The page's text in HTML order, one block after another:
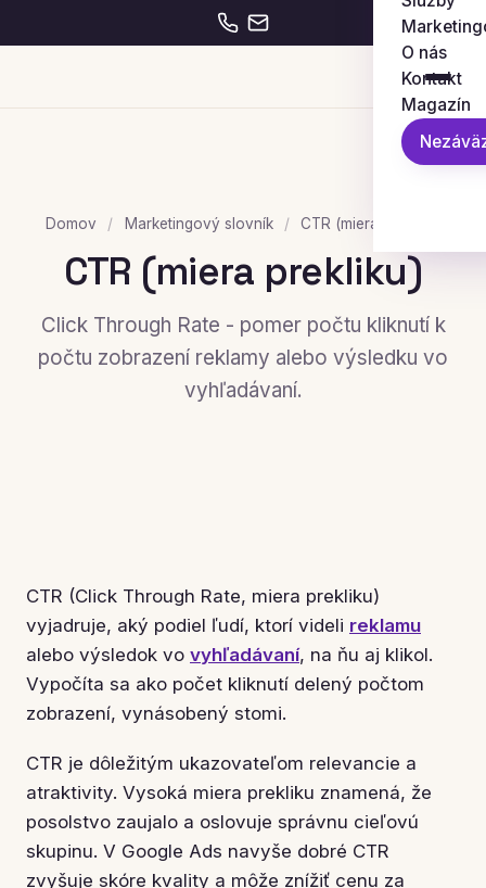
O nás
Kontakt
Magazín
Domov / Marketingový slovník / CTR (miera prekliku)
CTR (miera prekliku)
Click Through Rate - pomer počtu kliknutí k
počtu zobrazení reklamy alebo výsledku vo
vyhľadávaní.
CTR (Click Through Rate, miera prekliku)
vyjadruje, aký podiel ľudí, ktorí videli reklamu
alebo výsledok vo vyhľadávaní, na ňu aj klikol.
Vypočíta sa ako počet kliknutí delený počtom
zobrazení, vynásobený stomi.
CTR je dôležitým ukazovateľom relevancie a
atraktivity. Vysoká miera prekliku znamená, že
posolstvo zaujalo a oslovuje správnu cieľovú
skupinu. V Google Ads navyše dobré CTR
zvyšuje skóre kvality a môže znížiť cenu za